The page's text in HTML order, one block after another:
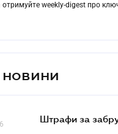
weekly-digest про
новини
Штрафи за